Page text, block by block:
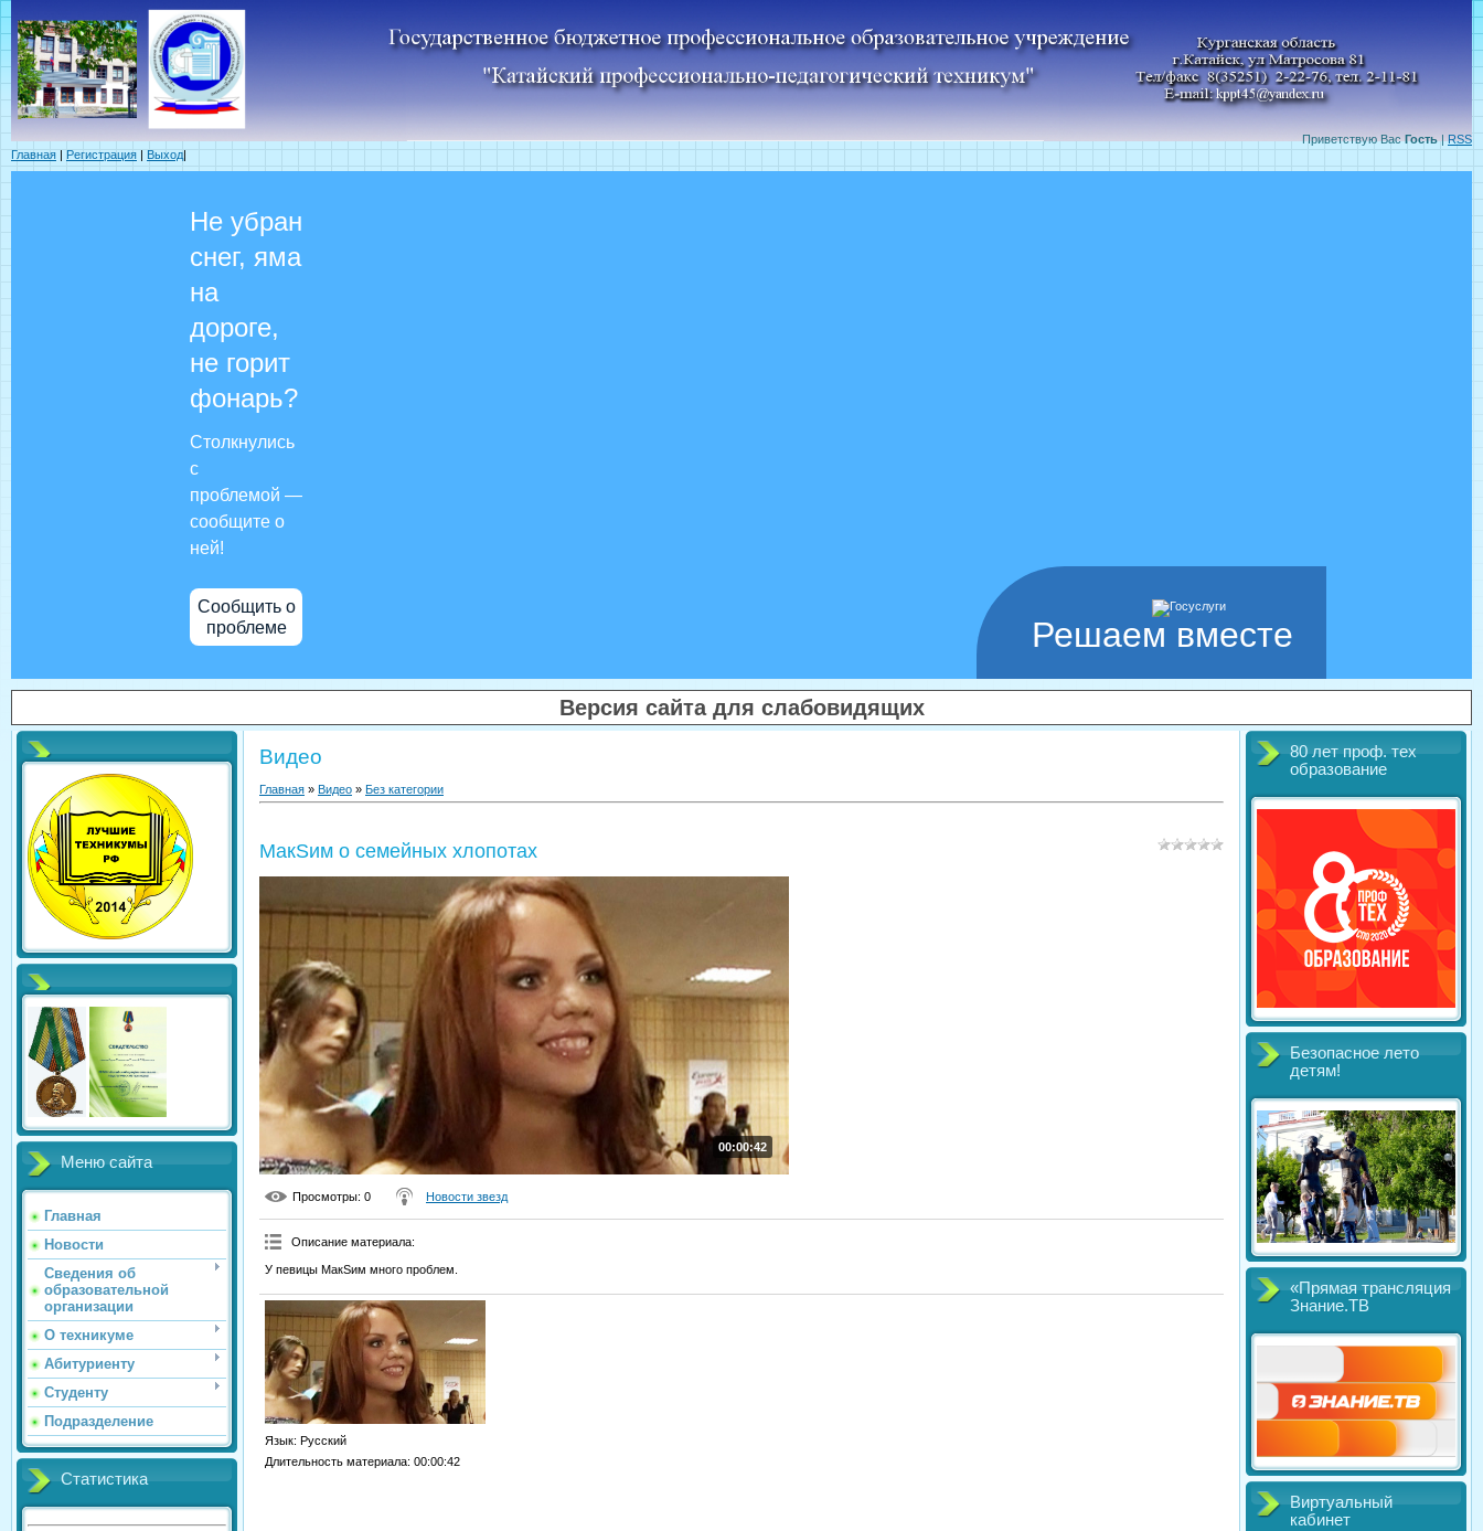
Приветствую Вас Гость|RSS
Главная | Регистрация | Выход|
Решаем вместе
Не убран
снег, яма
на
дороге,
не горит
фонарь?
Столкнулись
с
проблемой —
сообщите о
ней!
Сообщить о
проблеме
Версия сайта для слабовидящих
Меню сайта
Главная
Новости
Сведения об
образовательной
организации
О техникуме
Абитуриенту
Студенту
Подразделение
Статистика
Видео
Главная » Видео » Без категории
МакSим о семейных хлопотах
00:00:42
Просмотры: 0 Новости звезд
Описание материала:
У певицы МакSим много проблем.
Язык: Русский
Длительность материала: 00:00:42
80 лет проф. тех
образование
Безопасное лето
детям!
«Прямая трансляция
Знание.ТВ
Виртуальный
кабинет